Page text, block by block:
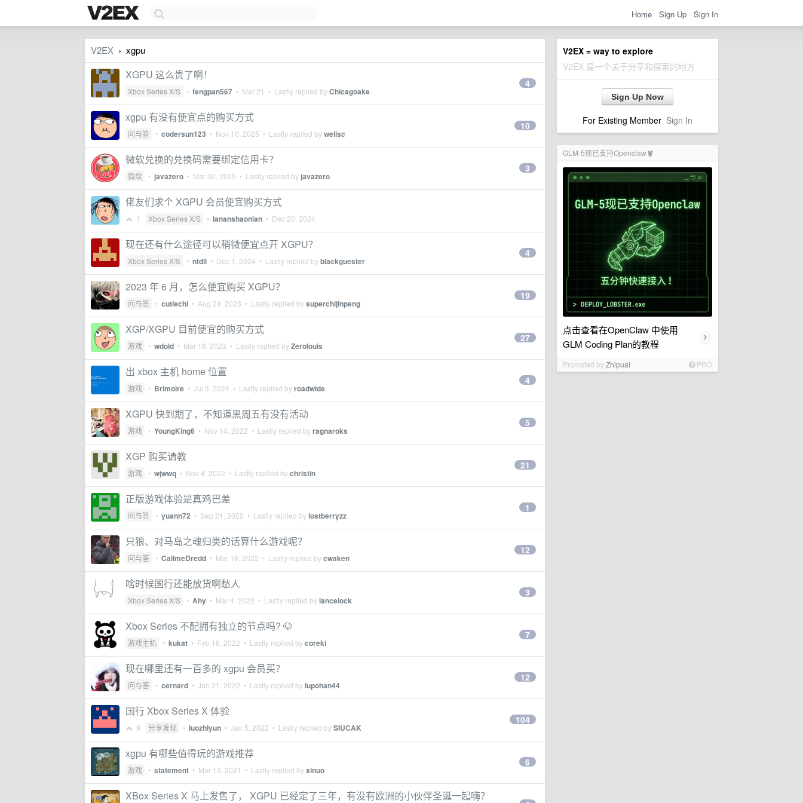
Home Sign Up Sign In
V2EX = way to explore
V2EX 是一个关于分享和探索的地方
Sign Up Now
For Existing Member Sign In
GLM-5现已支持Openclaw🦞
点击查看在OpenClaw 中使用
GLM Coding Plan的教程
›
Promoted byZhipuai PRO
V2EX › xgpu
XGPU 这么贵了啊！
Xbox Series X/S • fengpan567 • Mar 21 • Lastly replied byChicagoake
4
xgpu 有没有便宜点的购买方式
问与答 • codersun123 • Nov 10, 2025 • Lastly replied bywellsc
10
微软兑换的兑换码需要绑定信用卡？
微软 • javazero • Mar 30, 2025 • Lastly replied by javazero
3
佬友们求个 XGPU 会员便宜购买方式
1 Xbox Series X/S • lananshaonian • Dec 20, 2024
现在还有什么途径可以稍微便宜点开 XGPU？
Xbox Series X/S • ntdll • Dec 1, 2024 • Lastly replied byblackguester
4
2023 年 6 月，怎么便宜购买 XGPU？
问与答 • cutiechi • Aug 24, 2023 • Lastly replied bysuperchijinpeng
19
XGP/XGPU 目前便宜的购买方式
游戏 • wdold • Mar 18, 2023 • Lastly replied byZerolouis
27
出 xbox 主机 home 位置
游戏 • Brimoire • Jul 3, 2024 • Lastly replied byroadwide
4
XGPU 快到期了，不知道黑周五有没有活动
游戏 • YoungKing6 • Nov 14, 2022 • Lastly replied byragnaroks
5
XGP 购买请教
游戏 • wjwwq • Nov 4, 2022 • Lastly replied bychristin
21
正版游戏体验是真鸡巴差
问与答 • yuann72 • Sep 21, 2022 • Lastly replied bylostberryzz
1
只狼、对马岛之魂归类的话算什么游戏呢？
问与答 • CallmeDredd • Mar 18, 2022 • Lastly replied bycwaken
12
啥时候国行还能放货啊愁人
Xbox Series X/S • Ahy • Mar 4, 2022 • Lastly replied bylancelock
3
Xbox Series 不配拥有独立的节点吗? 🐶
游戏主机 • kukat • Feb 16, 2022 • Lastly replied bycoreki
7
现在哪里还有一百多的 xgpu 会员买？
问与答 • cernard • Jan 21, 2022 • Lastly replied bylupohan44
12
国行 Xbox Series X 体验
9 分享发现 • luozhiyun • Jan 5, 2022 • Lastly replied bySIUCAK
104
xgpu 有哪些值得玩的游戏推荐
游戏 • statement • Mar 13, 2021 • Lastly replied byxinuo
6
XBox Series X 马上发售了， XGPU 已经定了三年，有没有欧洲的小伙伴圣诞一起嗨？